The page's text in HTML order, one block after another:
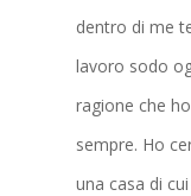
dentro di me
lavoro sodo
ragione che
sempre. Ho
una casa di